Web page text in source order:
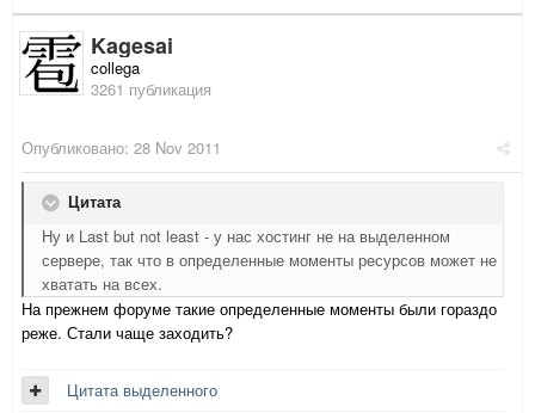
Kagesai
collega
3261 публикация
Опубликовано: 28 Nov 2011
Цитата
Ну и Last but not least - у нас хостинг не на выделенном
сервере, так что в определенные моменты ресурсов может не
хватать на всех.
На прежнем форуме такие определенные моменты были гораздо
реже. Стали чаще заходить?
Цитата выделенного